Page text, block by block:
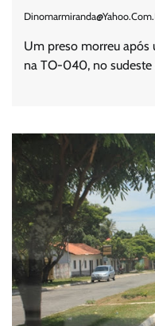
Um preso morreu após
na TO-040, no